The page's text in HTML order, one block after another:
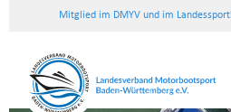
Mitglied im DMYV und im